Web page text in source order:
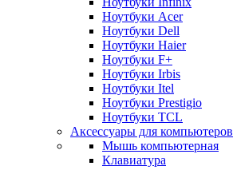
Ноутбуки Acer
Ноутбуки Dell
Ноутбуки Haier
Ноутбуки F+
Ноутбуки Irbis
Ноутбуки Itel
Ноутбуки Prestigio
Ноутбуки TCL
Аксессуары для компьютеров
Мышь компьютерная
Клавиатура